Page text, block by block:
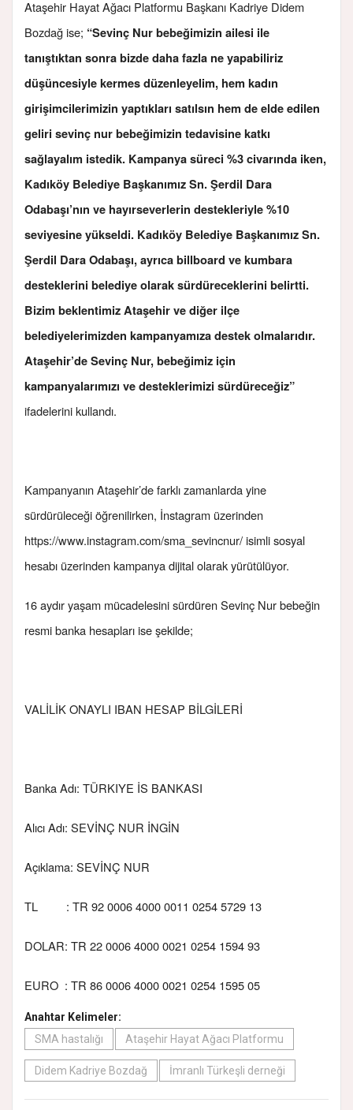
Ataşehir Hayat Ağacı Platformu Başkanı Kadriye Didem
Bozdağ ise; “Sevinç Nur bebeğimizin ailesi ile
tanıştıktan sonra bizde daha fazla ne yapabiliriz
düşüncesiyle kermes düzenleyelim, hem kadın
girişimcilerimizin yaptıkları satılsın hem de elde edilen
geliri sevinç nur bebeğimizin tedavisine katkı
sağlayalım istedik. Kampanya süreci %3 civarında iken,
Kadıköy Belediye Başkanımız Sn. Şerdil Dara
Odabaşı’nın ve hayırseverlerin destekleriyle %10
seviyesine yükseldi. Kadıköy Belediye Başkanımız Sn.
Şerdil Dara Odabaşı, ayrıca billboard ve kumbara
desteklerini belediye olarak sürdüreceklerini belirtti.
Bizim beklentimiz Ataşehir ve diğer ilçe
belediyelerimizden kampanyamıza destek olmalarıdır.
Ataşehir’de Sevinç Nur, bebeğimiz için
kampanyalarımızı ve desteklerimizi sürdüreceğiz”
ifadelerini kullandı.
Kampanyanın Ataşehir’de farklı zamanlarda yine
sürdürüleceği öğrenilirken, İnstagram üzerinden
https://www.instagram.com/sma_sevincnur/ isimli sosyal
hesabı üzerinden kampanya dijital olarak yürütülüyor.
16 aydır yaşam mücadelesini sürdüren Sevinç Nur bebeğin
resmi banka hesapları ise şekilde;
VALİLİK ONAYLI IBAN HESAP BİLGİLERİ
Banka Adı: TÜRKIYE İS BANKASI
Alıcı Adı: SEVİNÇ NUR İNGİN
Açıklama: SEVİNÇ NUR
TL : TR 92 0006 4000 0011 0254 5729 13
DOLAR: TR 22 0006 4000 0021 0254 1594 93
EURO : TR 86 0006 4000 0021 0254 1595 05
Anahtar Kelimeler:
SMA hastalığı
Ataşehir Hayat Ağacı Platformu
Didem Kadriye Bozdağ İmranlı Türkeşli derneği